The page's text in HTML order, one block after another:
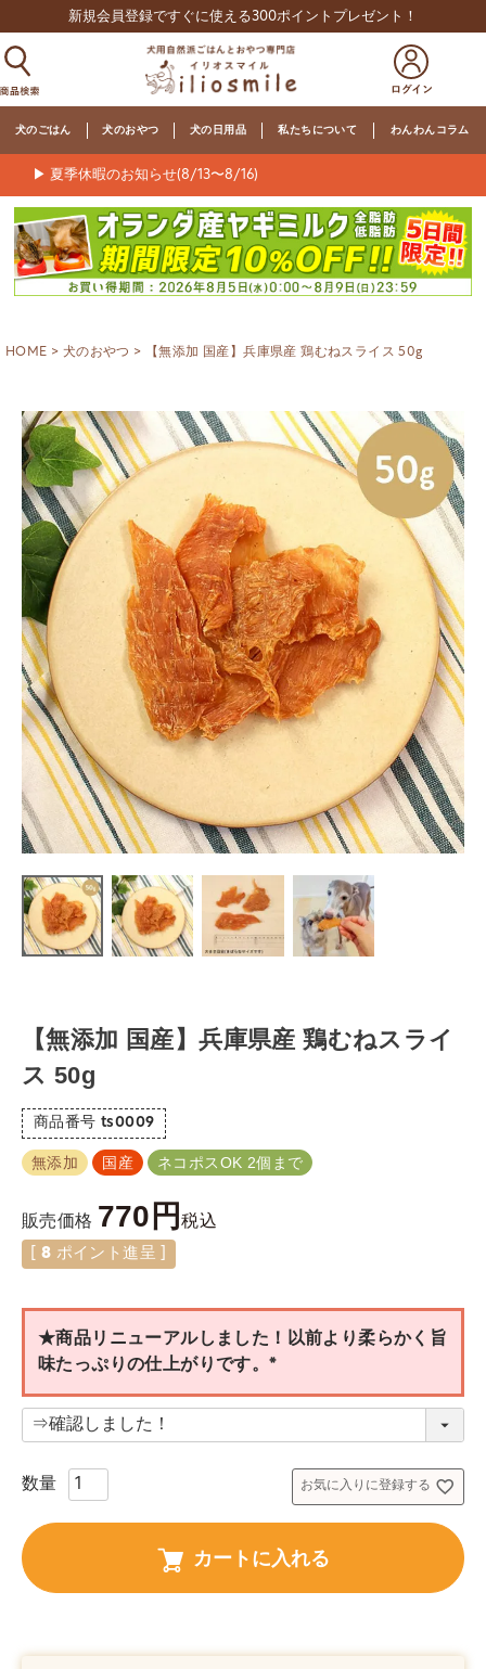
新規会員登録ですぐに使える300ポイントプレゼント！
犬のごはん 犬のおやつ 犬の日用品 私たちについて わんわんコラム
▶ 夏季休暇のお知らせ(8/13〜8/16)
HOME 犬のおやつ 【無添加 国産】兵庫県産 鶏むねスライス 50g
【無添加 国産】兵庫県産 鶏むねスライ
ス 50g
商品番号 ts0009
無添加 国産 ネコポスOK 2個まで
販売価格 770 税込
8 ポイント進呈 ]
★商品リニューアルしました！以前より柔らかく旨
味たっぷりの仕上がりです。
(
須
お気に入りに登録する
カートに入れる